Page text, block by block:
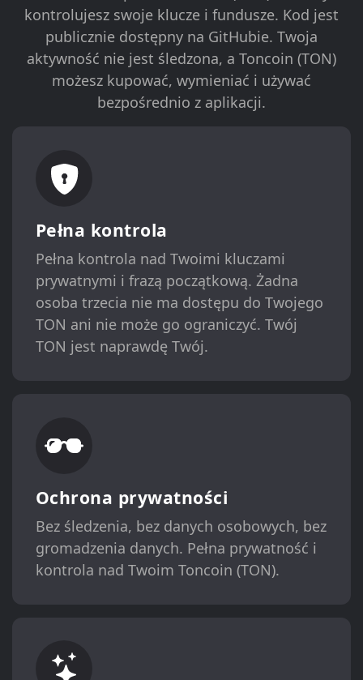
kontrolujesz swoje klucze i fundusze. Kod jest
publicznie dostępny na GitHubie. Twoja
aktywność nie jest śledzona, a Toncoin (TON)
możesz kupować, wymieniać i używać
bezpośrednio z aplikacji.
Pełna kontrola
Pełna kontrola nad Twoimi kluczami
prywatnymi i frazą początkową. Żadna
osoba trzecia nie ma dostępu do Twojego
TON ani nie może go ograniczyć. Twój
TON jest naprawdę Twój.
Ochrona prywatności
Bez śledzenia, bez danych osobowych, bez
gromadzenia danych. Pełna prywatność i
kontrola nad Twoim Toncoin (TON).